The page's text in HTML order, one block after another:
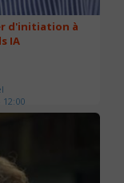
d'initiation à
IA